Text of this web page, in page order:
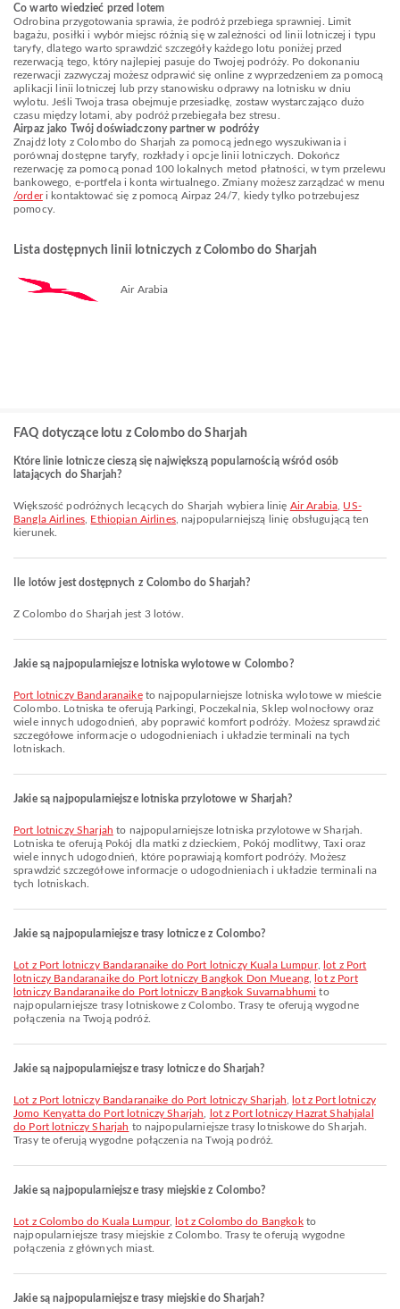
Co warto wiedzieć przed lotem
Odrobina przygotowania sprawia, że podróż przebiega sprawniej. Limit
bagażu, posiłki i wybór miejsc różnią się w zależności od linii lotniczej i typu
taryfy, dlatego warto sprawdzić szczegóły każdego lotu poniżej przed
rezerwacją tego, który najlepiej pasuje do Twojej podróży. Po dokonaniu
rezerwacji zazwyczaj możesz odprawić się online z wyprzedzeniem za pomocą
aplikacji linii lotniczej lub przy stanowisku odprawy na lotnisku w dniu
wylotu. Jeśli Twoja trasa obejmuje przesiadkę, zostaw wystarczająco dużo
czasu między lotami, aby podróż przebiegała bez stresu.
Airpaz jako Twój doświadczony partner w podróży
Znajdź loty z Colombo do Sharjah za pomocą jednego wyszukiwania i
porównaj dostępne taryfy, rozkłady i opcje linii lotniczych. Dokończ
rezerwację za pomocą ponad 100 lokalnych metod płatności, w tym przelewu
bankowego, e-portfela i konta wirtualnego. Zmiany możesz zarządzać w menu
/orderi kontaktować się z pomocą Airpaz 24/7, kiedy tylko potrzebujesz
pomocy.
Lista dostępnych linii lotniczych z Colombo do Sharjah
Air Arabia
FAQ dotyczące lotu z Colombo do Sharjah
Które linie lotnicze cieszą się największą popularnością wśród osób
latających do Sharjah?
Większość podróżnych lecących do Sharjah wybiera linię Air Arabia US-
Bangla Airlines Ethiopian Airlines, najpopularniejszą linię obsługującą ten
kierunek.
Ile lotów jest dostępnych z Colombo do Sharjah?
Z Colombo do Sharjah jest 3 lotów.
Jakie są najpopularniejsze lotniska wylotowe w Colombo?
Port lotniczy Bandaranaiketo najpopularniejsze lotniska wylotowe w mieście
Colombo. Lotniska te oferują Parkingi, Poczekalnia, Sklep wolnocłowy oraz
wiele innych udogodnień, aby poprawić komfort podróży. Możesz sprawdzić
szczegółowe informacje o udogodnieniach i układzie terminali na tych
lotniskach.
Jakie są najpopularniejsze lotniska przylotowe w Sharjah?
Port lotniczy Sharjah to najpopularniejsze lotniska przylotowe w Sharjah.
Lotniska te oferują Pokój dla matki z dzieckiem, Pokój modlitwy, Taxi oraz
wiele innych udogodnień, które poprawiają komfort podróży. Możesz
sprawdzić szczegółowe informacje o udogodnieniach i układzie terminali na
tych lotniskach.
Jakie są najpopularniejsze trasy lotnicze z Colombo?
lot z Port lotniczy Bandaranaike do Port lotniczy Kuala Lumpur,
lot z Port
lotniczy Bandaranaike do Port lotniczy Bangkok Don Mueang,
lot z Port
lotniczy Bandaranaike do Port lotniczy Bangkok Suvarnabhumi to
najpopularniejsze trasy lotniskowe z Colombo. Trasy te oferują wygodne
połączenia na Twoją podróż.
Jakie są najpopularniejsze trasy lotnicze do Sharjah?
lot z Port lotniczy Bandaranaike do Port lotniczy Sharjah
lot z Port lotniczy
Jomo Kenyatta do Port lotniczy Sharjah
lot z Port lotniczy Hazrat Shahjalal
do Port lotniczy Sharjah to najpopularniejsze trasy lotniskowe do Sharjah.
Trasy te oferują wygodne połączenia na Twoją podróż.
Jakie są najpopularniejsze trasy miejskie z Colombo?
lot z Colombo do Kuala Lumpur, lot z Colombo do Bangkokto
najpopularniejsze trasy miejskie z Colombo. Trasy te oferują wygodne
połączenia z głównych miast.
Jakie są najpopularniejsze trasy miejskie do Sharjah?